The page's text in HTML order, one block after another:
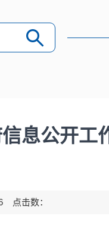
息公开工
点击数：